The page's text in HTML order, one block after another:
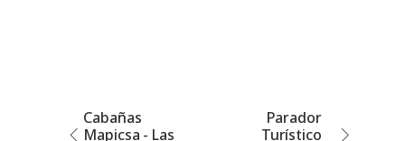
Cabañas
Mapicsa - Las
Parador
Turístico